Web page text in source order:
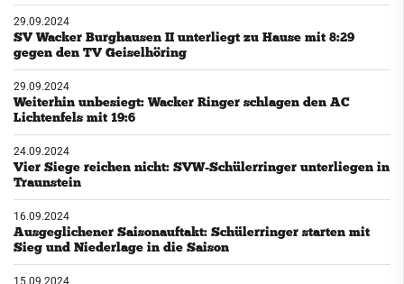
29.09.2024
SV Wacker Burghausen II unterliegt zu Hause mit 8:29
gegen den TV Geiselhöring
29.09.2024
Weiterhin unbesiegt: Wacker Ringer schlagen den AC
Lichtenfels mit 19:6
24.09.2024
Vier Siege reichen nicht: SVW-Schülerringer unterliegen in
Traunstein
16.09.2024
Ausgeglichener Saisonauftakt: Schülerringer starten mit
Sieg und Niederlage in die Saison
15.09.2024